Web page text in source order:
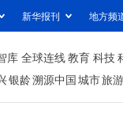
新华报刊 地方频
库 全球连线教育 科技
银龄溯源中国城市旅游